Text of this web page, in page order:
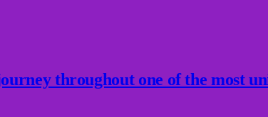
throughout one of the most